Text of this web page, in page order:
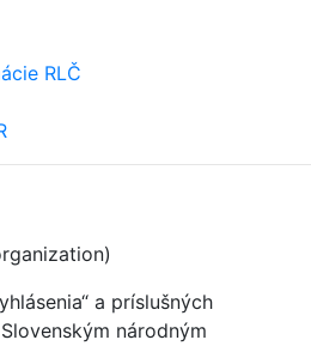
RLČ
a príslušných
národným